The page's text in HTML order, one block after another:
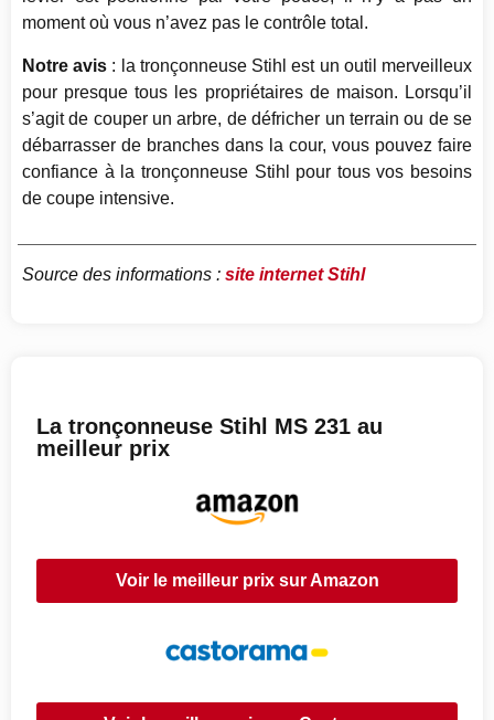
moment où vous n’avez pas le contrôle total.
Notre avis : la tronçonneuse Stihl est un outil merveilleux
pour presque tous les propriétaires de maison. Lorsqu’il
s’agit de couper un arbre, de défricher un terrain ou de se
débarrasser de branches dans la cour, vous pouvez faire
confiance à la tronçonneuse Stihl pour tous vos besoins
de coupe intensive.
Source des informations : site internet Stihl
La tronçonneuse Stihl MS 231 au
meilleur prix
Voir le meilleur prix sur Amazon